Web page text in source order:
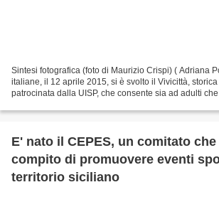
Sintesi fotografica (foto di Maurizio Crispi) ( Adriana
italiane, il 12 aprile 2015, si è svolto il Vivicittà,
patrocinata dalla UISP, che consente sia ad adulti che
E' nato il CEPES, un comitato
compito di promuovere eventi
territorio siciliano